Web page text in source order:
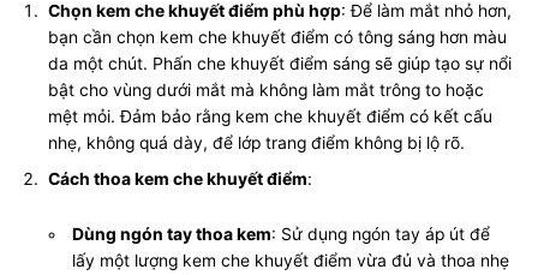
Chọn kem che khuyết điểm phù hợp: Để làm mắt nhỏ hơn,
bạn cần chọn kem che khuyết điểm có tông sáng hơn màu
da một chút. Phấn che khuyết điểm sáng sẽ giúp tạo sự nổi
bật cho vùng dưới mắt mà không làm mắt trông to hoặc
mệt mỏi. Đảm bảo rằng kem che khuyết điểm có kết cấu
nhẹ, không quá dày, để lớp trang điểm không bị lộ rõ.
Cách thoa kem che khuyết điểm:
Dùng ngón tay thoa kem: Sử dụng ngón tay áp út để
lấy một lượng kem che khuyết điểm vừa đủ và thoa nhẹ